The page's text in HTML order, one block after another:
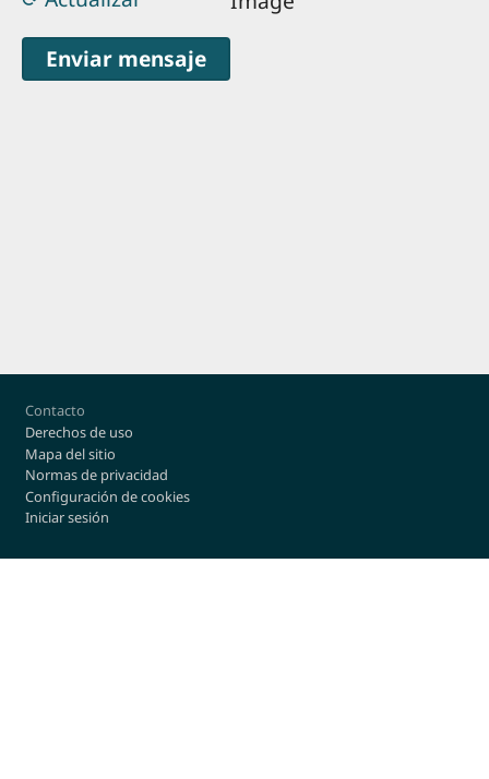
Footer
Contacto
Derechos de uso
Mapa del sitio
Normas de privacidad
Configuración de cookies
Iniciar sesión